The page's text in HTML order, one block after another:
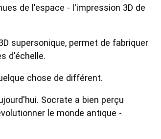
de l'espace - l'impression 3D de
supersonique, permet de fabriquer
d'échelle.
chose de différent.
Socrate a bien perçu
le monde antique -